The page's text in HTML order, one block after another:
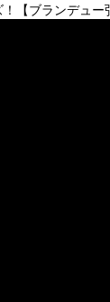
【ブランデュー